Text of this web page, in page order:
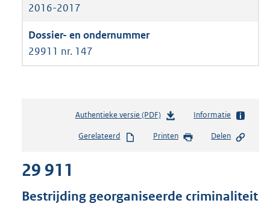
2016-2017
29911 nr. 147
Authentieke versie (PDF)b
s
s
Informatie
Gerelateerd Printen Delen
29 911
Bestrijding georganiseerde criminaliteit